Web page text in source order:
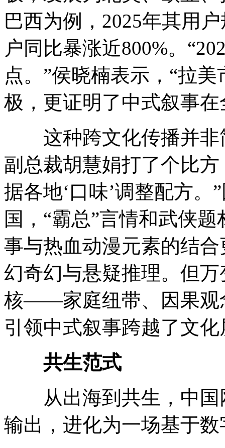
巴西为例，2025年其用
户同比暴涨近800%。
点。”侯晓楠表示，“拉
极，更证明了中式叙事
这种跨文化传播并非
副总裁胡慧娟打了个比
据各地‘口味’调整配方
国，“霸总”言情和武侠
事与热血动漫元素的结
幻奇幻与悬疑推理。但
核——家庭纽带、因果
引领中式叙事跨越了文
共生范式
从出海到共生，中国
输出，进化为一场基于